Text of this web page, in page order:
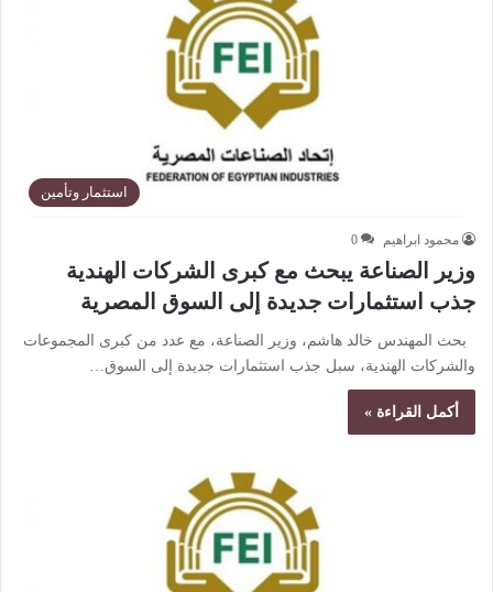
استثمار وتأمين
محمود ابراهيم 0
وزير الصناعة يبحث مع كبرى الشركات الهندية
جذب استثمارات جديدة إلى السوق المصرية
بحث المهندس خالد هاشم، وزير الصناعة، مع عدد من كبرى المجموعات
والشركات الهندية، سبل جذب استثمارات جديدة إلى السوق…
أكمل القراءة »